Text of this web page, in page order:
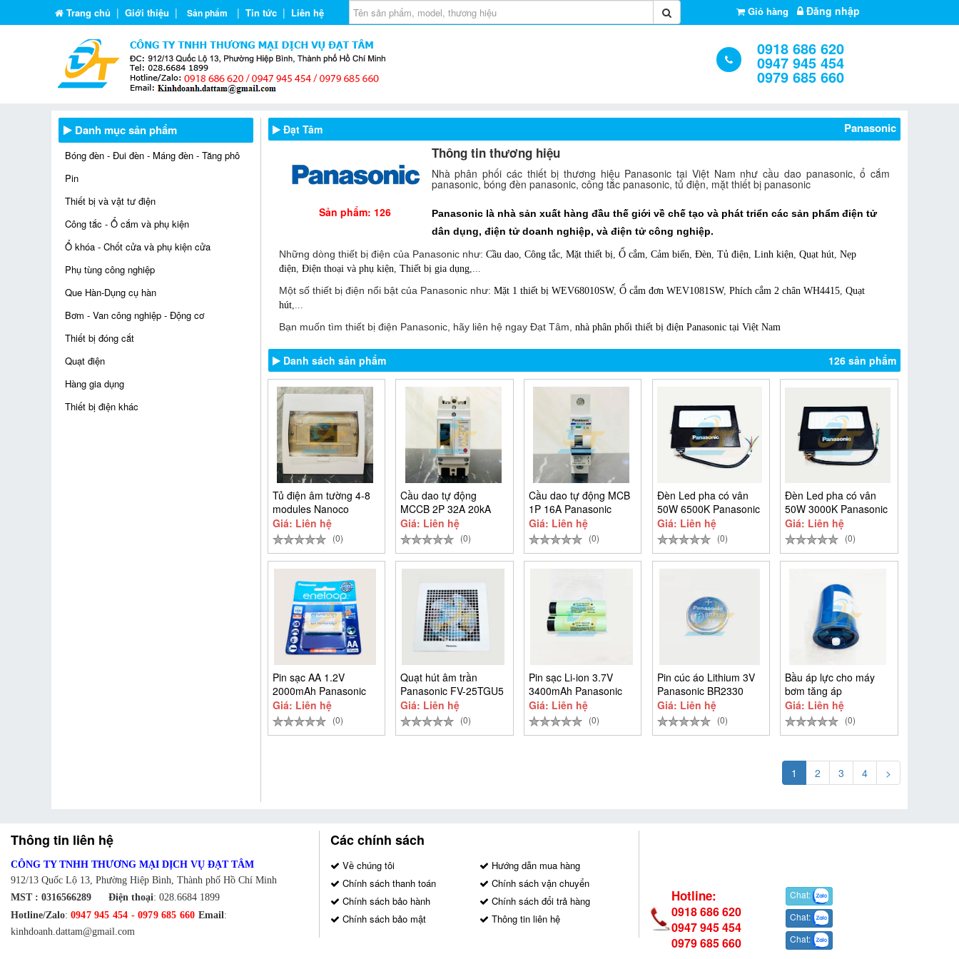
Trang chủ | Giới thiệu | Sản phẩm | Tin tức | Liên hệ Giỏ hàng Đăng nhập
0918 686 620
0947 945 454
0979 685 660
Danh mục sản phẩm
Bóng đèn - Đui đèn - Máng đèn - Tăng phô
Pin
Thiết bị và vật tư điện
Công tắc - Ổ cắm và phụ kiện
Ổ khóa - Chốt cửa và phụ kiện cửa
Phụ tùng công nghiệp
Que Hàn-Dụng cụ hàn
Bơm - Van công nghiệp - Động cơ
Thiết bị đóng cắt
Quạt điện
Hàng gia dụng
Thiết bị điện khác
Đạt Tâm Panasonic
Sản phẩm: 126
Thông tin thương hiệu
Nhà phân phối các thiết bị thương hiệu Panasonic tại Việt Nam như cầu dao panasonic, ổ cắm
panasonic, bóng đèn panasonic, công tắc panasonic, tủ điện, mặt thiết bị panasonic
Panasoniclà nhà sản xuất hàng đầu thế giới về chế tạo và phát triển các sản phẩm điện tử
dân dụng, điện tử doanh nghiệp, và điện tử công nghiệp.
Những dòng thiết bị điện của Panasonic như: Cầu dao, Công tắc, Mặt thiết bị, Ổ cắm, Cảm biến, Đèn, Tủ điện, Linh kiện, Quạt hút, Nẹp
điện, Điện thoại và phụ kiện, Thiết bị gia dụng,...
Một số thiết bị điện nổi bật của Panasonic như: Mặt 1 thiết bị WEV68010SW, Ổ cắm đơn WEV1081SW, Phích cắm 2 chân WH4415, Quạt
hút,...
Bạn muốn tìm thiết bị điện Panasonic, hãy liên hệ ngay Đạt Tâm, nhà phân phối thiết bị điện Panasonic tại Việt Nam
Danh sách sản phẩm 126 sản phẩm
Tủ điện âm tường 4-8
modules Nanoco
NDP108P
Giá: Liên hệ
(0)
Cầu dao tự động
MCCB 2P 32A 20kA
Panasonic
BBSF2232CTCV
Giá: Liên hệ
(0)
Cầu dao tự động MCB
1P 16A Panasonic
BBD1161CNV
Giá: Liên hệ
(0)
Đèn Led pha có vân
50W 6500K Panasonic
NYV00054BE1AK
Giá: Liên hệ
(0)
Đèn Led pha có vân
50W 3000K Panasonic
NYV00004BE1AK
Giá: Liên hệ
(0)
Pin sạc AA 1.2V
2000mAh Panasonic
Eneloop Pro BK-
3MCCE/2BT
Giá: Liên hệ
(0)
Quạt hút âm trần
Panasonic FV-25TGU5
Giá: Liên hệ
(0)
Pin sạc Li-ion 3.7V
3400mAh Panasonic
NCR18650B
Giá: Liên hệ
(0)
Pin cúc áo Lithium 3V
Panasonic BR2330
Giá: Liên hệ
(0)
Bầu áp lực cho máy
bơm tăng áp
0.9kgf/cm2 Panasonic
Giá: Liên hệ
(0)
1 2 3 4 >
Thông tin liên hệ
CÔNG TY TNHH THƯƠNG MẠI DỊCH VỤ ĐẠT TÂM
912/13 Quốc Lộ 13, Phường Hiệp Bình, Thành phố Hồ Chí Minh
MST : 0316566289 Điện thoại: 028.6684 1899
Hotline/Zalo: 0947 945 454 -0979 685 660 Email:
kinhdoanh.dattam@gmail.com
Các chính sách
Về chúng tôi
Hướng dẫn mua hàng
Chính sách thanh toán
Chính sách vận chuyển
Chính sách bảo hành
Chính sách đổi trả hàng
Chính sách bảo mật
Thông tin liên hệ
Hotline:
0918 686 620
0947 945 454
0979 685 660
Chat:
Chat:
Chat: